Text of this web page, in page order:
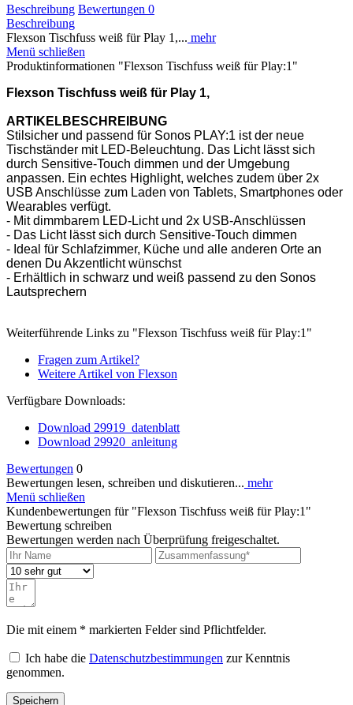
Beschreibung Bewertungen 0
Beschreibung
Flexson Tischfuss weiß für Play 1,... mehr
Menü schließen
Produktinformationen "Flexson Tischfuss weiß für Play:1"
Flexson Tischfuss weiß für Play 1,
ARTIKELBESCHREIBUNG
Stilsicher und passend für Sonos PLAY:1 ist der neue
Tischständer mit LED-Beleuchtung. Das Licht lässt sich
durch Sensitive-Touch dimmen und der Umgebung
anpassen. Ein echtes Highlight, welches zudem über 2x
USB Anschlüsse zum Laden von Tablets, Smartphones oder
Wearables verfügt.
- Mit dimmbarem LED-Licht und 2x USB-Anschlüssen
- Das Licht lässt sich durch Sensitive-Touch dimmen
- Ideal für Schlafzimmer, Küche und alle anderen Orte an
denen Du Akzentlicht wünschst
- Erhältlich in schwarz und weiß passend zu den Sonos
Lautsprechern
Weiterführende Links zu "Flexson Tischfuss weiß für Play:1"
Fragen zum Artikel?
Weitere Artikel von Flexson
Verfügbare Downloads:
Download 29919_datenblatt
Download 29920_anleitung
Bewertungen 0
Bewertungen lesen, schreiben und diskutieren... mehr
Menü schließen
Kundenbewertungen für "Flexson Tischfuss weiß für Play:1"
Bewertung schreiben
Bewertungen werden nach Überprüfung freigeschaltet.
Die mit einem * markierten Felder sind Pflichtfelder.
Ich habe die Datenschutzbestimmungen zur Kenntnis
genommen.
Speichern